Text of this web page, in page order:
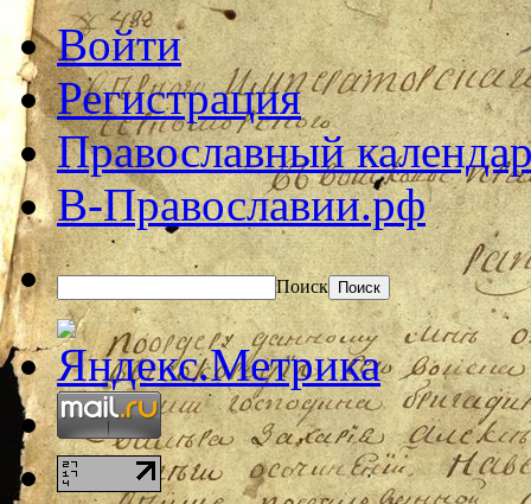
Войти
Регистрация
Православный
В-Православии.рф
Поиск